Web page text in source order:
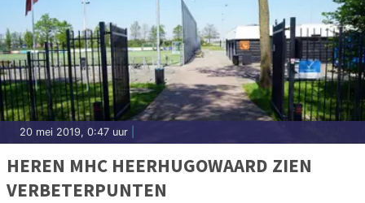
20 mei 2019, 0:47 uur
HEREN MHC HEERHUGOWAARD ZIEN
VERBETERPUNTEN